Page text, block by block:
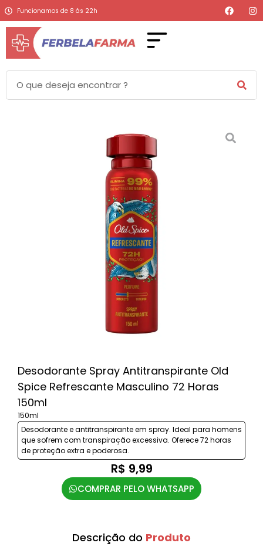
Funcionamos de 8 às 22h
Desodorante Spray Antitranspirante Old
Spice Refrescante Masculino 72 Horas
150ml
150ml
Desodorante e antitranspirante em spray. Ideal para homens
que sofrem com transpiração excessiva. Oferece 72 horas
de proteção extra e poderosa.
R$ 9,99
COMPRAR PELO WHATSAPP
Descrição do Produto